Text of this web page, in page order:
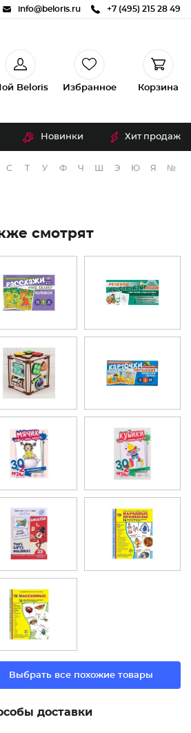
info@beloris.ru +7 (495) 215 28 49
Beloris Избранное Корзина
Новинки Хит продаж
С Т У Ф Ч Э Ю Я №
смотрят
Выбрать все похожие товары
доставки